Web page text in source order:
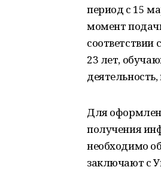
период с 15
момент
соответствии
23 лет,
Для
получения
необходимо
заключают с